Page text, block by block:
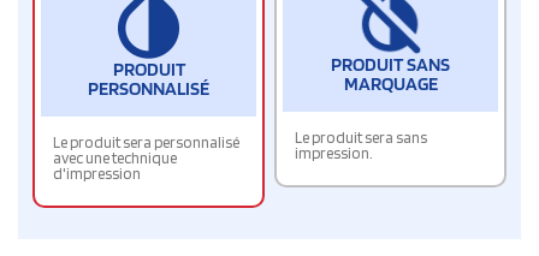
PRODUIT
PERSONNALISÉ
Le produit sera personnalisé
avec une technique
d'impression
PRODUIT SANS
MARQUAGE
Le produit sera sans
impression.